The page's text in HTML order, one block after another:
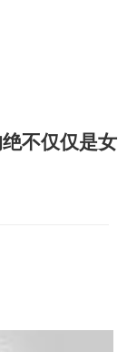
不仅仅是女